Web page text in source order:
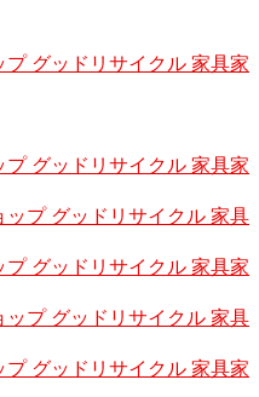
グッドリサイクル 家具家
グッドリサイクル 家具家
プ グッドリサイクル 家具
グッドリサイクル 家具家
プ グッドリサイクル 家具
グッドリサイクル 家具家